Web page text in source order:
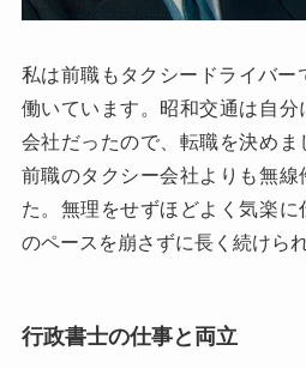
私は前職もタクシードライバー
働いています。昭和交通は自
会社だったので、転職を決めま
前職のタクシー会社よりも無線
た。無理をせずほどよく気楽
のペースを崩さずに長く続けら
行政書士の仕事と両立